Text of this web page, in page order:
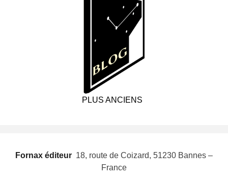
PLUS ANCIENS
Fornax éditeur  18, route de Coizard, 51230 Bannes –
France